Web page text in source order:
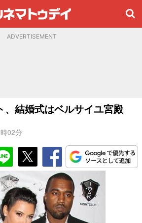
ADVERTISEMENT
、結婚式はベルサイユ宮殿
02分